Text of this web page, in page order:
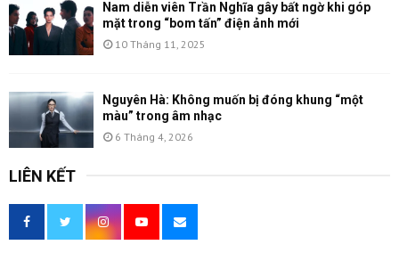
Nam diễn viên Trần Nghĩa gây bất ngờ khi góp
mặt trong “bom tấn” điện ảnh mới
10 Tháng 11, 2025
Nguyên Hà: Không muốn bị đóng khung “một
màu” trong âm nhạc
6 Tháng 4, 2026
LIÊN KẾT